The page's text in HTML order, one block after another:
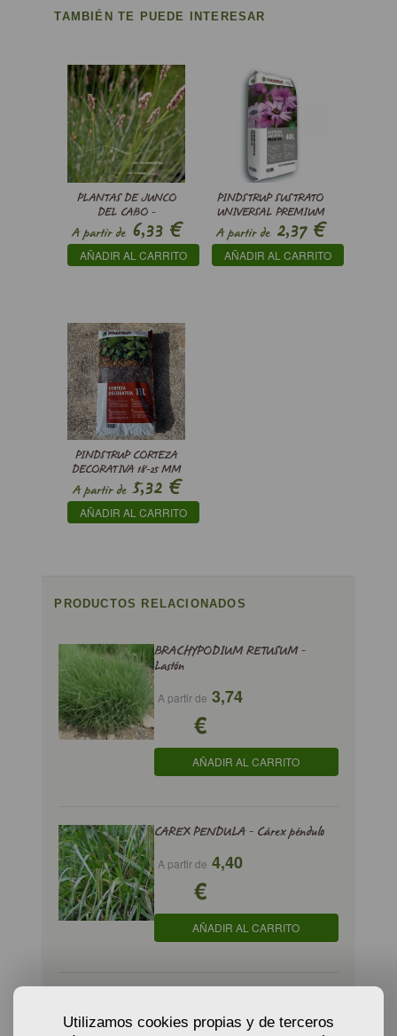
TAMBIÉN TE PUEDE INTERESAR
PLANTAS DE JUNCO
DEL CABO -
CHONDROPETALUM
TECTORUM
A partir de6,33€
AÑADIR AL CARRITO
PINDSTRUP SUSTRATO
UNIVERSAL PREMIUM
A partir de2,37€
AÑADIR AL CARRITO
PINDSTRUP CORTEZA
DECORATIVA 18-25 MM
A partir de5,32€
AÑADIR AL CARRITO
PRODUCTOS RELACIONADOS
BRACHYPODIUM RETUSUM -
Lastón
A partir de 3,74
€
AÑADIR AL CARRITO
CAREX PENDULA - Cárex péndulo
A partir de 4,40
€
AÑADIR AL CARRITO
A partir de5,64
Utilizamos cookies propias y de terceros